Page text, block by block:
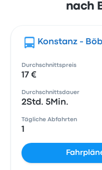
nach
Konstanz -
Durchschnittspreis
17 €
Durchschnittsdauer
2Std. 5Min.
Tägliche Abfahrten
1